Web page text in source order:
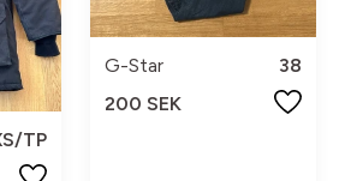
TP
G-Star
38
200 SEK